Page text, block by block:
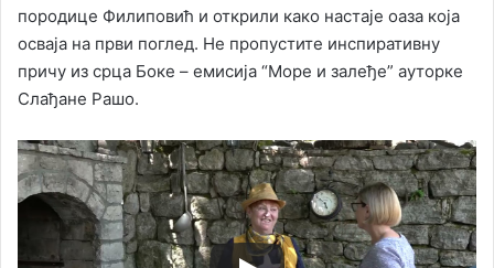
породице Филиповић и открили како настаје оаза која
осваја на први поглед. Не пропустите инспиративну
причу из срца Боке – емисија “Море и залеђе” ауторке
Слађане Рашо.